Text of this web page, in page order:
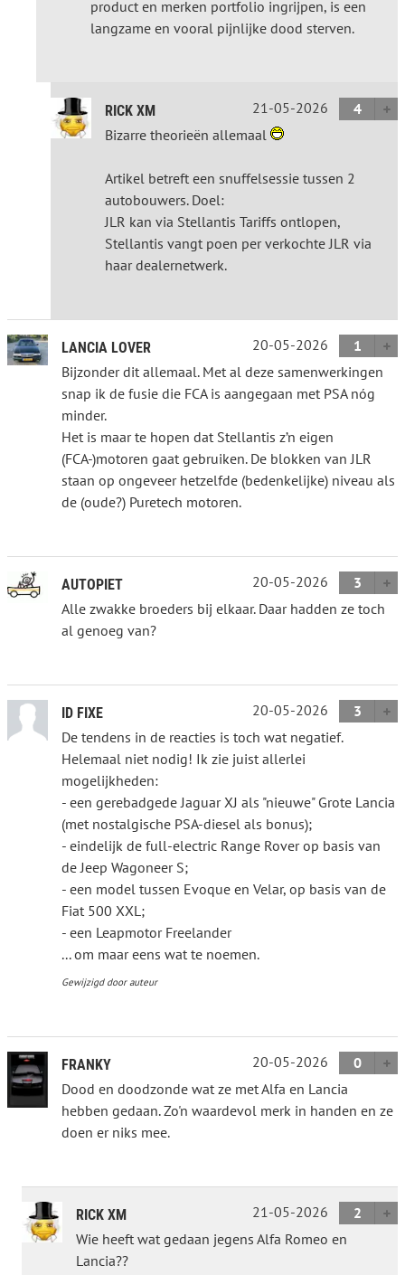
product en merken portfolio ingrijpen, is een
langzame en vooral pijnlijke dood sterven.
RICK XM 21-05-2026
4
Bizarre theorieën allemaal
Artikel betreft een snuffelsessie tussen 2
autobouwers. Doel:
JLR kan via Stellantis Tariffs ontlopen,
Stellantis vangt poen per verkochte JLR via
haar dealernetwerk.
LANCIA LOVER 20-05-2026
1
Bijzonder dit allemaal. Met al deze samenwerkingen
snap ik de fusie die FCA is aangegaan met PSA nóg
minder.
Het is maar te hopen dat Stellantis z’n eigen
(FCA-)motoren gaat gebruiken. De blokken van JLR
staan op ongeveer hetzelfde (bedenkelijke) niveau als
de (oude?) Puretech motoren.
AUTOPIET 20-05-2026
3
Alle zwakke broeders bij elkaar. Daar hadden ze toch
al genoeg van?
ID FIXE 20-05-2026
3
De tendens in de reacties is toch wat negatief.
Helemaal niet nodig! Ik zie juist allerlei
mogelijkheden:
- een gerebadgede Jaguar XJ als "nieuwe" Grote Lancia
(met nostalgische PSA-diesel als bonus);
- eindelijk de full-electric Range Rover op basis van
de Jeep Wagoneer S;
- een model tussen Evoque en Velar, op basis van de
Fiat 500 XXL;
- een Leapmotor Freelander
... om maar eens wat te noemen.
Gewijzigd door auteur
FRANKY 20-05-2026
0
Dood en doodzonde wat ze met Alfa en Lancia
hebben gedaan. Zo'n waardevol merk in handen en ze
doen er niks mee.
RICK XM 21-05-2026
2
Wie heeft wat gedaan jegens Alfa Romeo en
Lancia??